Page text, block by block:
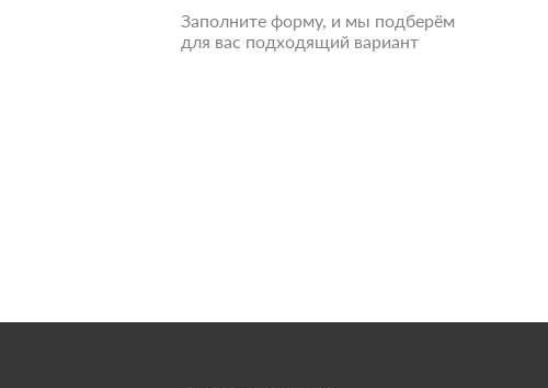
Заполните форму, и мы подберём
для вас подходящий вариант